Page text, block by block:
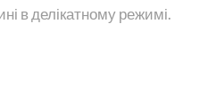
в делікатному режимі.